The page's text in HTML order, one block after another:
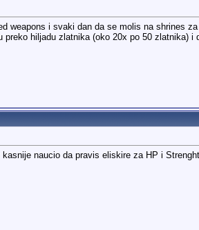
weapons i svaki dan da se molis na shrines
hiljadu zlatnika (oko 20x po 50 zlatnika)
kasnije naucio da pravis eliskire za HP i